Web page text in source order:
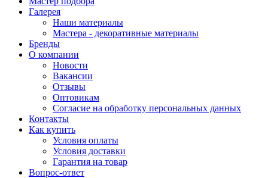
Галерея
Наши материалы
Мастера - декоративные материалы
Бренды
О компании
Новости
Вакансии
Отзывы
Оптовикам
Cогласие на обработку персональных данных
Контакты
Как купить
Условия оплаты
Условия доставки
Гарантия на товар
Вопрос-ответ